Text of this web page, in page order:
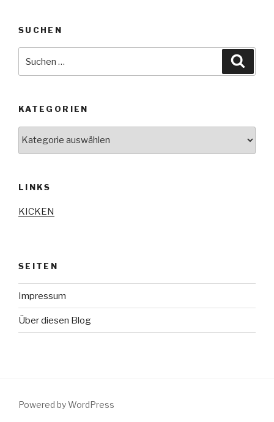
SUCHEN
nach:
KATEGORIEN
LINKS
KICKEN
SEITEN
Impressum
Über diesen Blog
Powered by WordPress